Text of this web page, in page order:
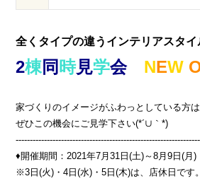
全くタイプの違うインテリアスタイ
2棟同時見学会 NEW
家づくりのイメージがふわっとしている方は
ぜひこの機会にご見学下さい(*´∪｀*)
♦開催期間：2021年7月31日(土)～8月9日(月)
※3日(火)・4日(水)・5日(木)は、店休日です。